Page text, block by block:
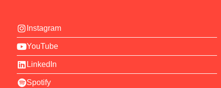
Instagram
YouTube
LinkedIn
Spotify